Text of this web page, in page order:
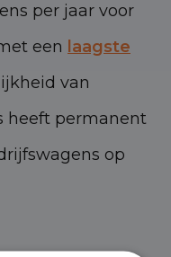
per jaar voor
een laagste
van
heeft permanent
op